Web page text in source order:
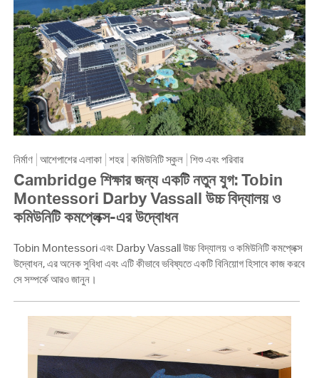
নির্মাণ আশেপাশের এলাকা শহর কমিউনিটি স্কুল শিশু এবং পরিবার
Cambridge শিক্ষার জন্য একটি নতুন যুগ: Tobin
Montessori Darby Vassall উচ্চ বিদ্যালয় ও
কমিউনিটি কমপ্লেক্স-এর উদ্বোধন
Tobin Montessori এবং Darby Vassall উচ্চ বিদ্যালয় ও কমিউনিটি কমপ্লেক্স
উদ্বোধন, এর অনেক সুবিধা এবং এটি কীভাবে ভবিষ্যতে একটি বিনিয়োগ হিসাবে কাজ করবে
সে সম্পর্কে আরও জানুন।